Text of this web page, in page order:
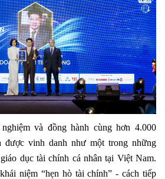
và đồng hành cùng hơn 4.000
được vinh danh như một trong những
dục tài chính cá nhân tại Việt Nam.
niệm “hẹn hò tài chính” - cách tiếp